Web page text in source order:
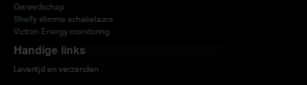
Gereedschap
Shelly slimme schakelaars
Victron Energy monitoring
Handige links
Levertijd en verzenden